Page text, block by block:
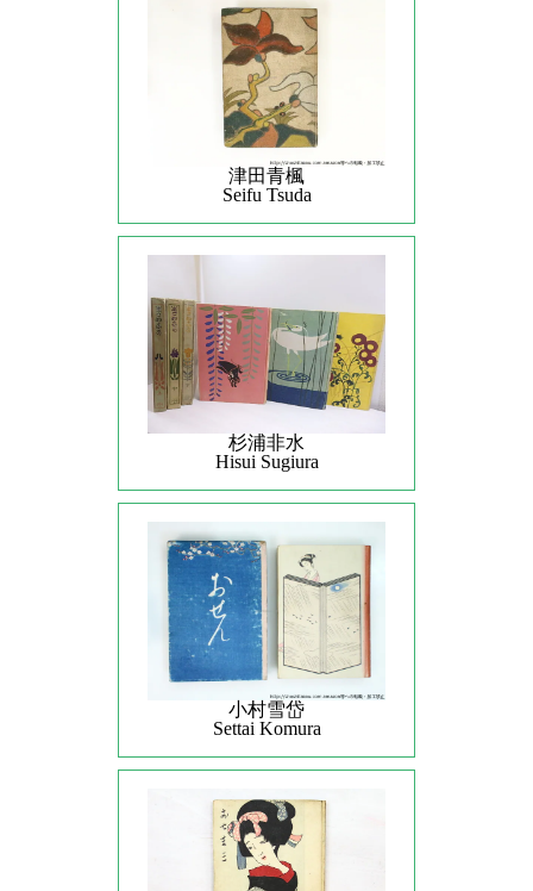
津田青楓
Seifu Tsuda
杉浦非水
Hisui Sugiura
小村雪岱
Settai Komura